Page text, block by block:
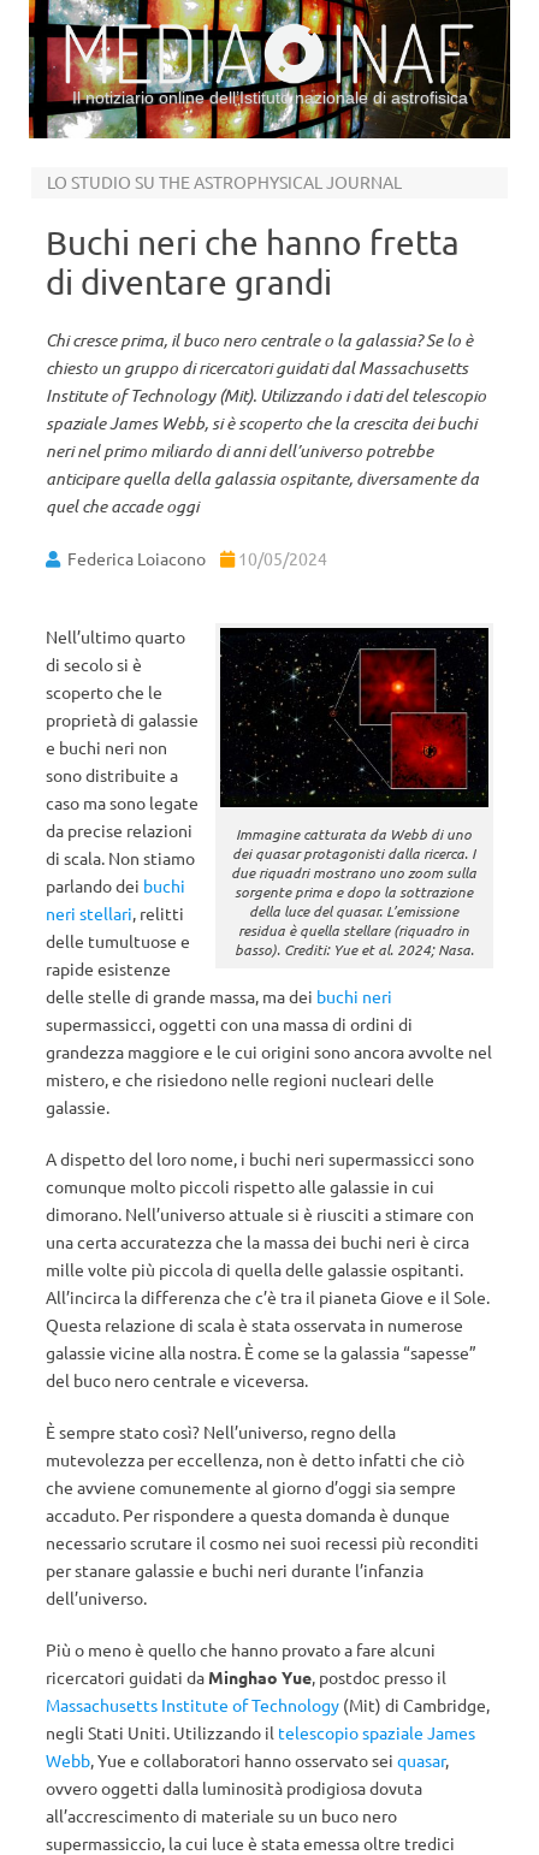
Il notiziario online dell’Istituto nazionale di astrofisica
LO STUDIO SU THE ASTROPHYSICAL JOURNAL
Buchi neri che hanno fretta
di diventare grandi
Chi cresce prima, il buco nero centrale o la galassia? Se lo è
chiesto un gruppo di ricercatori guidati dal Massachusetts
Institute of Technology (Mit). Utilizzando i dati del telescopio
spaziale James Webb, si è scoperto che la crescita dei buchi
neri nel primo miliardo di anni dell’universo potrebbe
anticipare quella della galassia ospitante, diversamente da
quel che accade oggi
Federica Loiacono 10/05/2024
Immagine catturata da Webb di uno
dei quasar protagonisti dalla ricerca. I
due riquadri mostrano uno zoom sulla
sorgente prima e dopo la sottrazione
della luce del quasar. L’emissione
residua è quella stellare (riquadro in
basso). Crediti: Yue et al. 2024; Nasa.
Nell’ultimo quarto
di secolo si è
scoperto che le
proprietà di galassie
e buchi neri non
sono distribuite a
caso ma sono legate
da precise relazioni
di scala. Non stiamo
parlando dei buchi
neri stellari, relitti
delle tumultuose e
rapide esistenze
delle stelle di grande massa, ma dei buchi neri
supermassicci, oggetti con una massa di ordini di
grandezza maggiore e le cui origini sono ancora avvolte nel
mistero, e che risiedono nelle regioni nucleari delle
galassie.
A dispetto del loro nome, i buchi neri supermassicci sono
comunque molto piccoli rispetto alle galassie in cui
dimorano. Nell’universo attuale si è riusciti a stimare con
una certa accuratezza che la massa dei buchi neri è circa
mille volte più piccola di quella delle galassie ospitanti.
All’incirca la differenza che c’è tra il pianeta Giove e il Sole.
Questa relazione di scala è stata osservata in numerose
galassie vicine alla nostra. È come se la galassia “sapesse”
del buco nero centrale e viceversa.
È sempre stato così? Nell’universo, regno della
mutevolezza per eccellenza, non è detto infatti che ciò
che avviene comunemente al giorno d’oggi sia sempre
accaduto. Per rispondere a questa domanda è dunque
necessario scrutare il cosmo nei suoi recessi più reconditi
per stanare galassie e buchi neri durante l’infanzia
dell’universo.
Più o meno è quello che hanno provato a fare alcuni
ricercatori guidati da Minghao Yue, postdoc presso il
Massachusetts Institute of Technology (Mit) di Cambridge,
negli Stati Uniti. Utilizzando il telescopio spaziale James
Webb, Yue e collaboratori hanno osservato sei quasar,
ovvero oggetti dalla luminosità prodigiosa dovuta
all’accrescimento di materiale su un buco nero
supermassiccio, la cui luce è stata emessa oltre tredici